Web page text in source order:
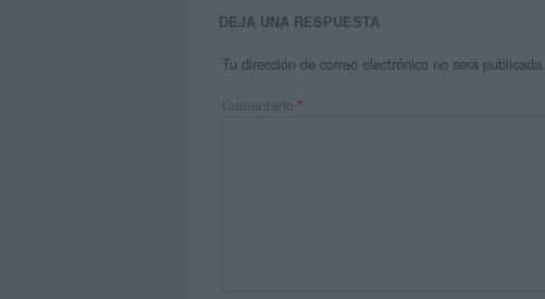
DEJA UNA RESPUESTA
Tu dirección de correo electrónico no será publicada.
Comentario *